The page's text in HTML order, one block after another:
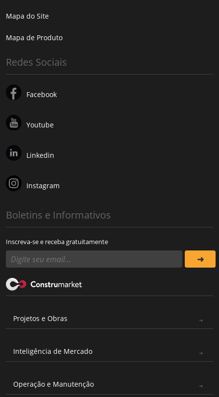
Mapa do Site
Mapa de Produto
Redes Sociais
Facebook
Youtube
Linkedin
Instagram
Boletins e Informativos
Inscreva-se e receba gratuitamente
Projetos e Obras
Inteligência de Mercado
Operação e Manutenção